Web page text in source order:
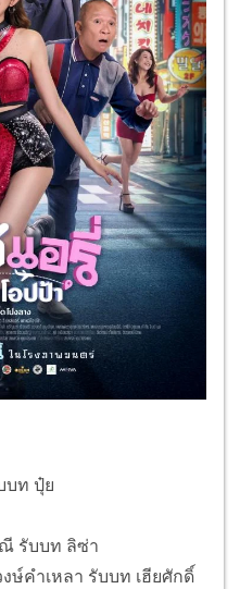
บท ปุ๋ย
รับบท ลิซ่า
ษ์คําเหลา รับบท เฮียศักดิ์